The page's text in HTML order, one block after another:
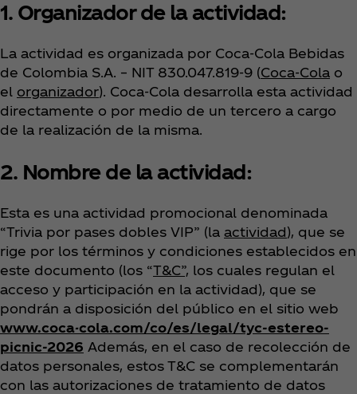
1. Organizador de la actividad:
La actividad es organizada por Coca‑Cola Bebidas
de Colombia S.A. – NIT 830.047.819-9 (Coca‑Cola o
el organizador). Coca‑Cola desarrolla esta actividad
directamente o por medio de un tercero a cargo
de la realización de la misma.
2. Nombre de la actividad:
Esta es una actividad promocional denominada
“Trivia por pases dobles VIP” (la actividad), que se
rige por los términos y condiciones establecidos en
este documento (los “T&C”, los cuales regulan el
acceso y participación en la actividad), que se
pondrán a disposición del público en el sitio web
www.coca-cola.com/co/es/legal/tyc-estereo-
picnic-2026 Además, en el caso de recolección de
datos personales, estos T&C se complementarán
con las autorizaciones de tratamiento de datos